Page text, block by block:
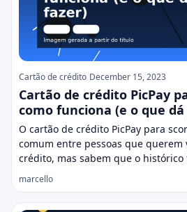
Cartão de crédito December 15, 2023
Cartão de crédito PicPay
como funciona (e o que
O cartão de crédito PicPay para
comum entre pessoas que querem
crédito, mas sabem que o
marcello